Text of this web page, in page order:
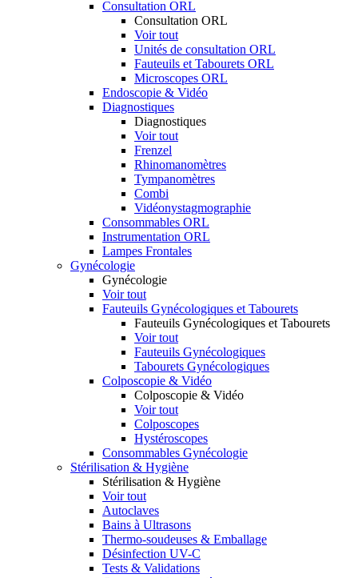
Consultation ORL
Consultation ORL
Voir tout
Unités de consultation ORL
Fauteuils et Tabourets ORL
Microscopes ORL
Endoscopie & Vidéo
Diagnostiques
Diagnostiques
Voir tout
Frenzel
Rhinomanomètres
Tympanomètres
Combi
Vidéonystagmographie
Consommables ORL
Instrumentation ORL
Lampes Frontales
Gynécologie
Gynécologie
Voir tout
Fauteuils Gynécologiques et Tabourets
Fauteuils Gynécologiques et Tabourets
Voir tout
Fauteuils Gynécologiques
Tabourets Gynécologiques
Colposcopie & Vidéo
Colposcopie & Vidéo
Voir tout
Colposcopes
Hystéroscopes
Consommables Gynécologie
Stérilisation & Hygiène
Stérilisation & Hygiène
Voir tout
Autoclaves
Bains à Ultrasons
Thermo-soudeuses & Emballage
Désinfection UV-C
Tests & Validations